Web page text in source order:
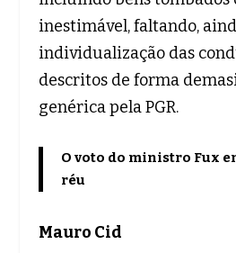
inestimável, faltando,
individualização das
descritos de forma
genérica pela PGR.
O voto do ministro Fux
réu
Mauro Cid